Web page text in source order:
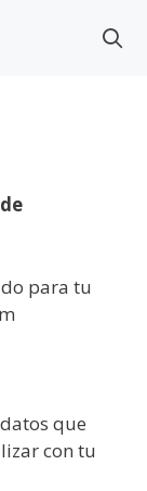
para tu
que
con tu